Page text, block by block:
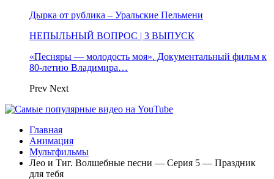
Дырка от рублика – Уральские Пельмени
НЕПЫЛЬНЫЙ ВОПРОС | 3 ВЫПУСК
«Песняры — молодость моя». Документальный фильм к
80-летию Владимира…
Prev Next
Главная
Анимация
Мультфильмы
Лео и Тиг. Волшебные песни — Серия 5 — Праздник
для тебя